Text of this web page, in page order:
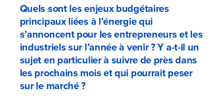
Quels sont les enjeux budgétaires
principaux liées à l’énergie qui
s’annoncent pour les entrepreneurs et les
industriels sur l’année à venir ? Y a-t-il un
sujet en particulier à suivre de près dans
les prochains mois et qui pourrait peser
sur le marché ?